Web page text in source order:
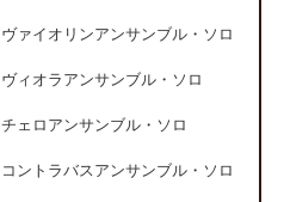
ヴァイオリンアンサンブル・ソロ
ヴィオラアンサンブル・ソロ
チェロアンサンブル・ソロ
コントラバスアンサンブル・ソロ